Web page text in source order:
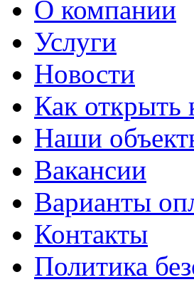
О компании
Услуги
Новости
Как открыть
Наши
Вакансии
Варианты
Контакты
Политика